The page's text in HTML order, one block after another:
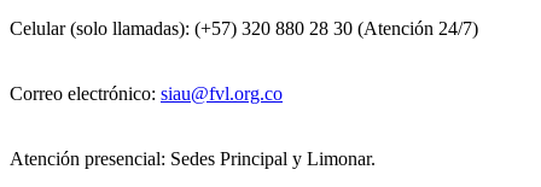
Celular (solo llamadas): (+57) 320 880 28 30 (Atención 24/7)
Correo electrónico: siau@fvl.org.co
Atención presencial: Sedes Principal y Limonar.